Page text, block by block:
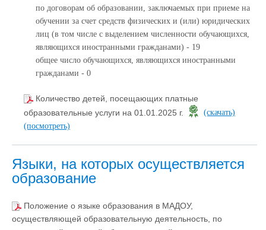
по договорам об образовании, заключаемых при приеме на
обучении за счет средств физических и (или) юридических
лиц (в том числе с выделением численности обучающихся,
являющихся иностранными гражданами) - 19
общее число обучающихся, являющихся иностранными
гражданами - 0
Количество детей, посещающих платные
образовательные услуги на 01.01.2025 г.
(скачать)
(посмотреть)
Языки, на которых осуществляется
образование
Положение о языке образования в МАДОУ,
осуществляющей образовательную деятельность, по